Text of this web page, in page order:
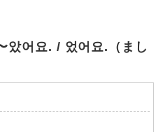
았어요. / 었어요.（まし